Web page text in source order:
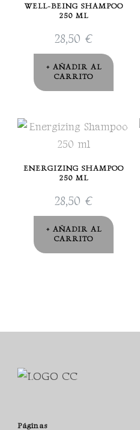
WELL-BEING SHAMPOO
250 ML
28,50 €
AÑADIR AL
CARRITO
ENERGIZING SHAMPOO
250 ML
28,50 €
AÑADIR AL
CARRITO
Páginas